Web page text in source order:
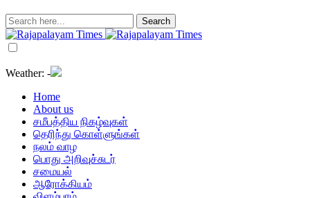
Weather: -
Home
About us
சமீபத்திய நிகழ்வுகள்
தெரிந்து கொள்ளுங்கள்
நலம் வாழ
பொது அறிவுச்சுடர்
சமையல்
ஆரோக்கியம்